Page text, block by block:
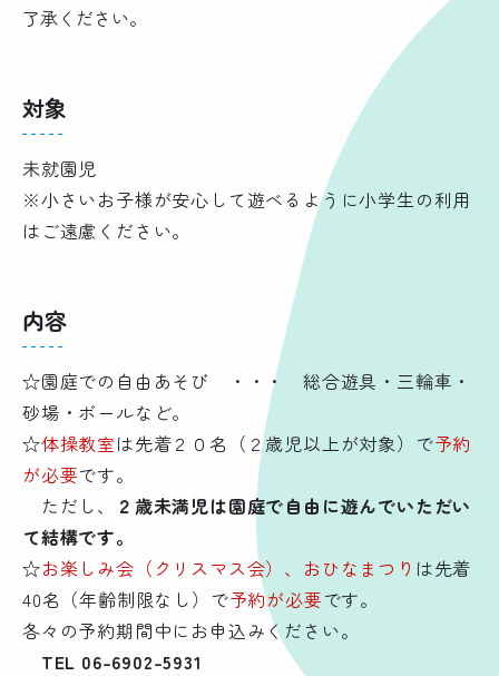
了承ください。
対象
未就園児
※小さいお子様が安心して遊べるように小学生の利用
はご遠慮ください。
内容
☆園庭での自由あそび ・・・ 総合遊具・三輪車・
砂場・ボールなど。
☆体操教室は先着２０名（２歳児以上が対象）で予約
が必要です。
ただし、
２歳未満児は園庭で自由に遊んでいただい
て結構です。
☆お楽しみ会（クリスマス会）、おひなまつり は先着
40名（年齢制限なし）で予約が必要です。
各々の予約期間中にお申込みください。
TEL 06-6902-5931